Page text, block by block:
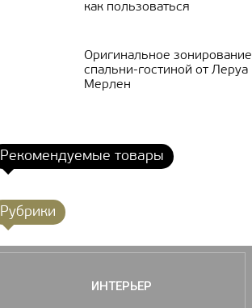
как пользоваться
Оригинальное зонирование
спальни-гостиной от Леруа
Мерлен
Рекомендуемые товары
Рубрики
ИНТЕРЬЕР